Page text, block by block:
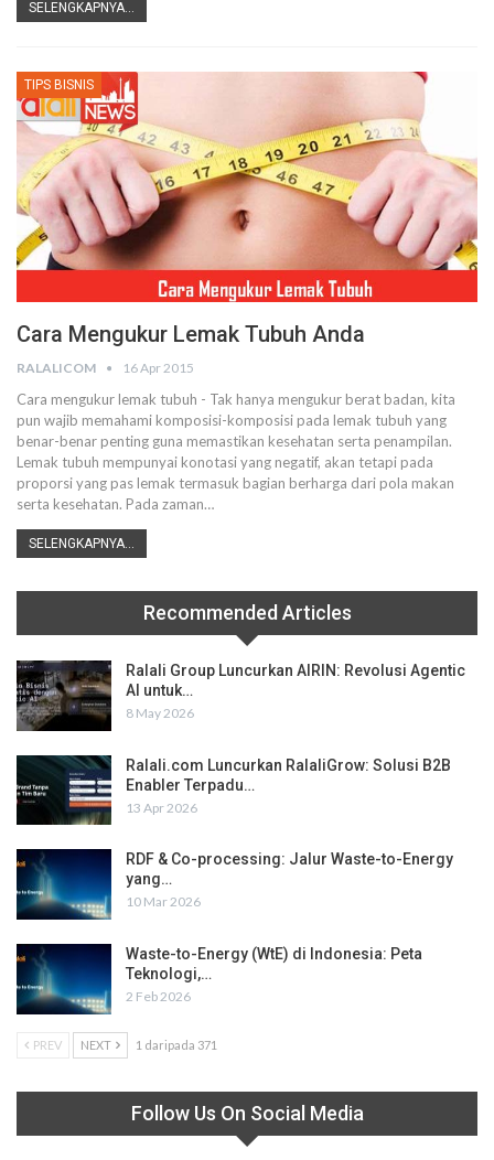
SELENGKAPNYA...
TIPS BISNIS
Cara Mengukur Lemak Tubuh Anda
RALALICOM 16 Apr 2015
Cara mengukur lemak tubuh - Tak hanya mengukur berat badan, kita
pun wajib memahami komposisi-komposisi pada lemak tubuh yang
benar-benar penting guna memastikan kesehatan serta penampilan.
Lemak tubuh mempunyai konotasi yang negatif, akan tetapi pada
proporsi yang pas lemak termasuk bagian berharga dari pola makan
serta kesehatan. Pada zaman…
SELENGKAPNYA...
Recommended Articles
Ralali Group Luncurkan AIRIN: Revolusi Agentic
AI untuk…
8 May 2026
Ralali.com Luncurkan RalaliGrow: Solusi B2B
Enabler Terpadu…
13 Apr 2026
RDF & Co-processing: Jalur Waste-to-Energy
yang…
10 Mar 2026
Waste-to-Energy (WtE) di Indonesia: Peta
Teknologi,…
2 Feb 2026
PREV NEXT 1 daripada 371
Follow Us On Social Media